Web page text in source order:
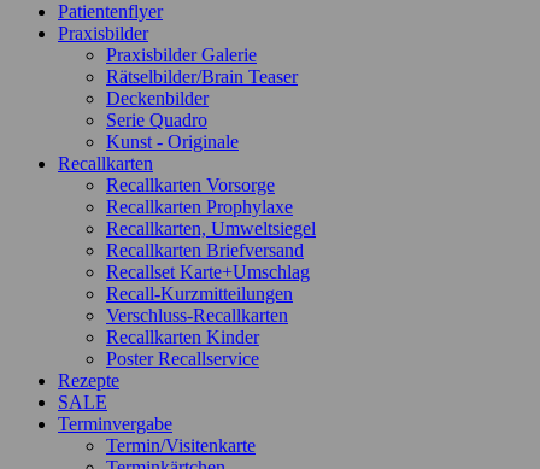
Patientenflyer
Praxisbilder
Praxisbilder Galerie
Rätselbilder/Brain Teaser
Deckenbilder
Serie Quadro
Kunst - Originale
Recallkarten
Recallkarten Vorsorge
Recallkarten Prophylaxe
Recallkarten, Umweltsiegel
Recallkarten Briefversand
Recallset Karte+Umschlag
Recall-Kurzmitteilungen
Verschluss-Recallkarten
Recallkarten Kinder
Poster Recallservice
Rezepte
SALE
Terminvergabe
Termin/Visitenkarte